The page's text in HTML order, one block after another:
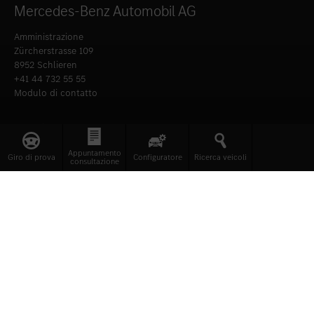
Mercedes-Benz Automobil AG
Amministrazione
Zürcherstrasse 109
8952 Schlieren
+41 44 732 55 55
Modulo di contatto
Anche vicino a voi.
Alle sedi
Giro di prova Appuntamento
consultazione Configuratore Ricerca veicoli